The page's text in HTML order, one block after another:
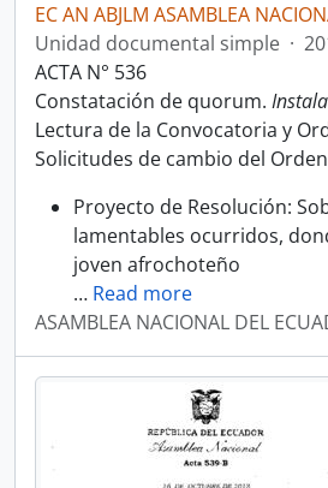
EC AN ABJLM ASAMBLEA
Unidad documental simple ·
ACTA N° 536
Constatación de quorum.
Lectura de la Convocatoria y
Solicitudes de cambio del
Proyecto de Resolución:
lamentables ocurridos,
joven afrochoteño
… Read more
ASAMBLEA NACIONAL DEL